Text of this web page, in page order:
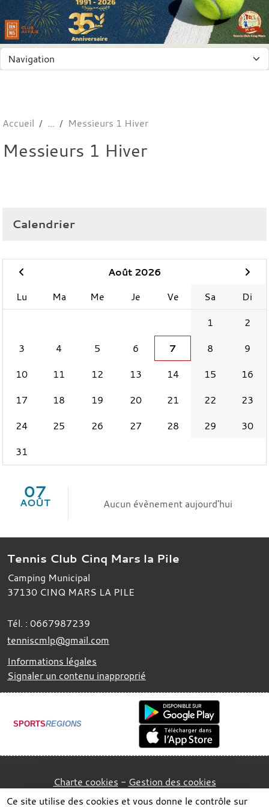
Accueil Messieurs 1 Hiver
Messieurs 1 Hiver
Calendrier
Août 2026
Lu
Ma Me Je Ve Sa
Di
1
2
3
4 5 6 7 8
9
10
11 12 13 14 15
16
17
18 19 20 21 22
23
24
25 26 27 28 29
30
31
07
AOÛT Aucun évènement aujourd'hui
Tennis Club Cinq Mars la Pile
Camping Municipal
37130 CINQ MARS LA PILE
Tél. : 0667987239
tenniscmlp@gmail.com
Informations légales
Signaler un contenu inapproprié
SPORTSREGIONS
Charte cookies Gestion des cookies
Panneau de gestion des cookies
Ce site utilise des cookies et vous donne le contrôle sur